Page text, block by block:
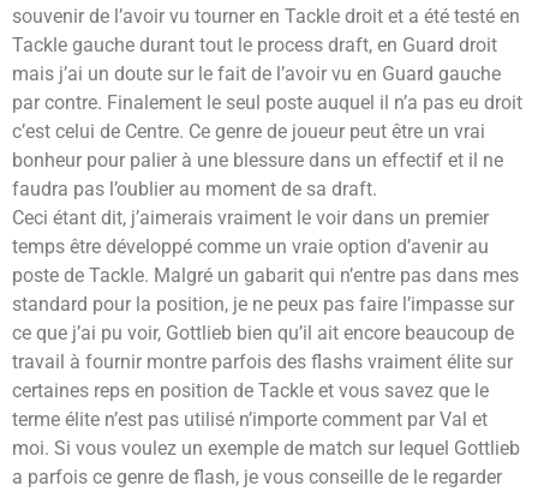
souvenir de l’avoir vu tourner en Tackle droit et a été testé en
Tackle gauche durant tout le process draft, en Guard droit
mais j’ai un doute sur le fait de l’avoir vu en Guard gauche
par contre. Finalement le seul poste auquel il n’a pas eu droit
c’est celui de Centre. Ce genre de joueur peut être un vrai
bonheur pour palier à une blessure dans un effectif et il ne
faudra pas l’oublier au moment de sa draft.
Ceci étant dit, j’aimerais vraiment le voir dans un premier
temps être développé comme un vraie option d’avenir au
poste de Tackle. Malgré un gabarit qui n’entre pas dans mes
standard pour la position, je ne peux pas faire l’impasse sur
ce que j’ai pu voir, Gottlieb bien qu’il ait encore beaucoup de
travail à fournir montre parfois des flashs vraiment élite sur
certaines reps en position de Tackle et vous savez que le
terme élite n’est pas utilisé n’importe comment par Val et
moi. Si vous voulez un exemple de match sur lequel Gottlieb
a parfois ce genre de flash, je vous conseille de le regarder